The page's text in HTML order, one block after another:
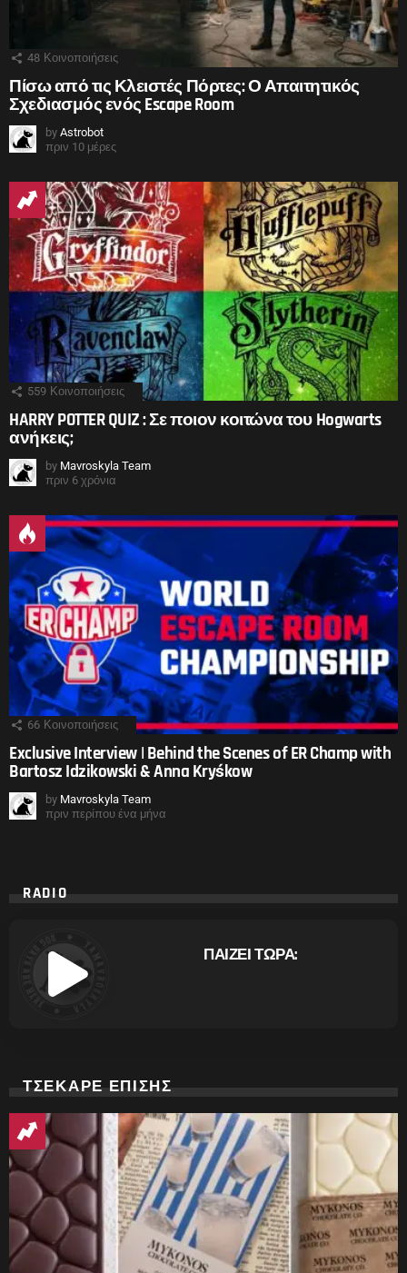
48 Κοινοποιήσεις
Πίσω από τις Κλειστές Πόρτες: Ο Απαιτητικός
Σχεδιασμός ενός Escape Room
by Astrobot
πριν 10 μέρες
559 Κοινοποιήσεις
HARRY POTTER QUIZ : Σε ποιον κοιτώνα του Hogwarts
ανήκεις;
by Mavroskyla Team
πριν 6 χρόνια
66 Κοινοποιήσεις
Exclusive Interview | Behind the Scenes of ER Champ with
Bartosz Idzikowski & Anna Kryśkow
by Mavroskyla Team
πριν περίπου ένα μήνα
RADIO
ΠΑΙΖΕΙ ΤΩΡΑ:
ΤΣΕΚΑΡΕ ΕΠΙΣΗΣ